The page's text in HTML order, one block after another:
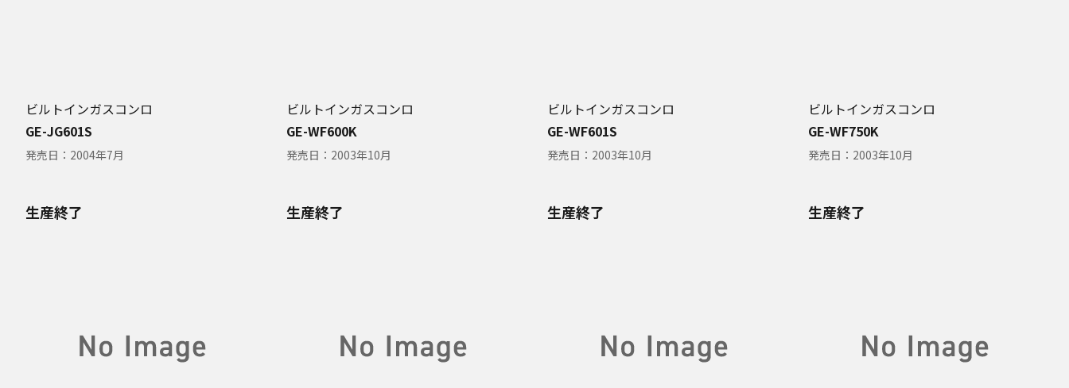
ビルトインガスコンロ
GE-JG601S
発売日： 2004年7月
ビルトインガスコンロ
GE-WF600K
発売日： 2003年10月
ビルトインガスコンロ
GE-WF601S
発売日： 2003年10月
ビルトインガスコンロ
GE-WF750K
発売日： 2003年10月
生産終了 生産終了 生産終了 生産終了